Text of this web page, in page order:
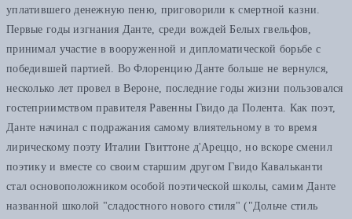
уплатившего денежную пеню, приговорили к смертной казни.
Первые годы изгнания Данте, среди вождей Белых гвельфов,
принимал участие в вооруженной и дипломатической борьбе с
победившей партией. Во Флоренцию Данте больше не вернулся,
несколько лет провел в Вероне, последние годы жизни пользовался
гостеприимством правителя Равенны Гвидо да Полента. Как поэт,
Данте начинал с подражания самому влиятельному в то время
лирическому поэту Италии Гвиттоне д'Ареццо, но вскоре сменил
поэтику и вместе со своим старшим другом Гвидо Кавальканти
стал основоположником особой поэтической школы, самим Данте
названной школой "сладостного нового стиля" ("Дольче стиль